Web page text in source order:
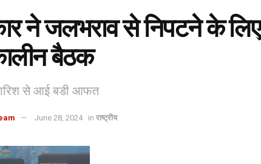
ने जलभराव से निपटने के लिए
बैठक
से आई बडी आफत
June 28, 2024 in राष्ट्रीय